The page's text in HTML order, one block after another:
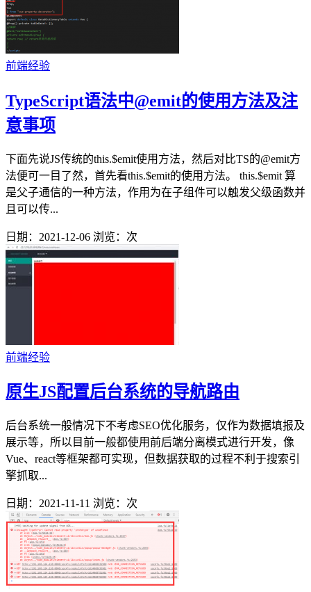
前端经验
TypeScript语法中@emit的使用方法及注
意事项
下面先说JS传统的this.$emit使用方法，然后对比TS的@emit方
法便可一目了然，首先看this.$emit的使用方法。 this.$emit 算
是父子通信的一种方法，作用为在子组件可以触发父级函数并
且可以传...
日期：2021-12-06 浏览： 次
前端经验
原生JS配置后台系统的导航路由
后台系统一般情况下不考虑SEO优化服务，仅作为数据填报及
展示等，所以目前一般都使用前后端分离模式进行开发，像
Vue、react等框架都可实现，但数据获取的过程不利于搜索引
擎抓取...
日期：2021-11-11 浏览： 次